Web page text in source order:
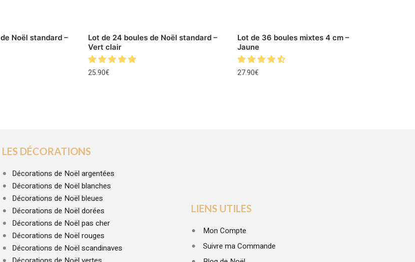
Noël standard –
Lot de 24 boules de Noël standard –
Vert clair
25.90€
Lot de 36 boules mixtes 4 cm –
Jaune
27.90€
LES DÉCORATIONS
Décorations de Noël argentées
Décorations de Noël blanches
Décorations de Noël bleues
Décorations de Noël dorées
Décorations de Noël pas cher
Décorations de Noël rouges
Décorations de Noël scandinaves
LIENS UTILES
Mon Compte
Suivre ma Commande